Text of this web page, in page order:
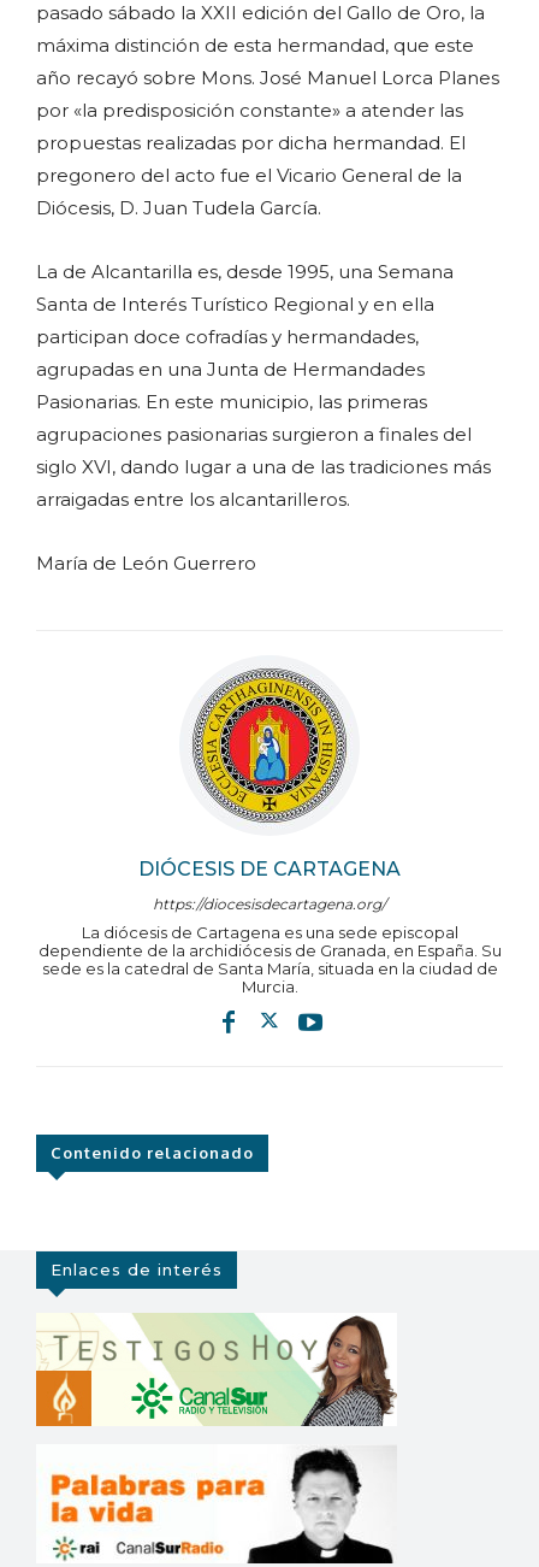
DIÓCESIS DE CARTAGENA
https://diocesisdecartagena.org/
La diócesis de Cartagena es una sede episcopal
dependiente de la archidiócesis de Granada, en España. Su
sede es la catedral de Santa María, situada en la ciudad de
Murcia.
pasado sábado la XXII edición del Gallo de Oro, la
máxima distinción de esta hermandad, que este
año recayó sobre Mons. José Manuel Lorca Planes
por «la predisposición constante» a atender las
propuestas realizadas por dicha hermandad. El
pregonero del acto fue el Vicario General de la
Diócesis, D. Juan Tudela García.
La de Alcantarilla es, desde 1995, una Semana
Santa de Interés Turístico Regional y en ella
participan doce cofradías y hermandades,
agrupadas en una Junta de Hermandades
Pasionarias. En este municipio, las primeras
agrupaciones pasionarias surgieron a finales del
siglo XVI, dando lugar a una de las tradiciones más
arraigadas entre los alcantarilleros.
María de León Guerrero
Contenido relacionado
Enlaces de interés